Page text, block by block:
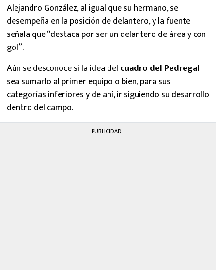
Alejandro González, al igual que su hermano, se
desempeña en la posición de delantero, y la fuente
señala que “destaca por ser un delantero de área y con
gol”.
Aún se desconoce si la idea del cuadro del Pedregal
sea sumarlo al primer equipo o bien, para sus
categorías inferiores y de ahí, ir siguiendo su desarrollo
dentro del campo.
PUBLICIDAD